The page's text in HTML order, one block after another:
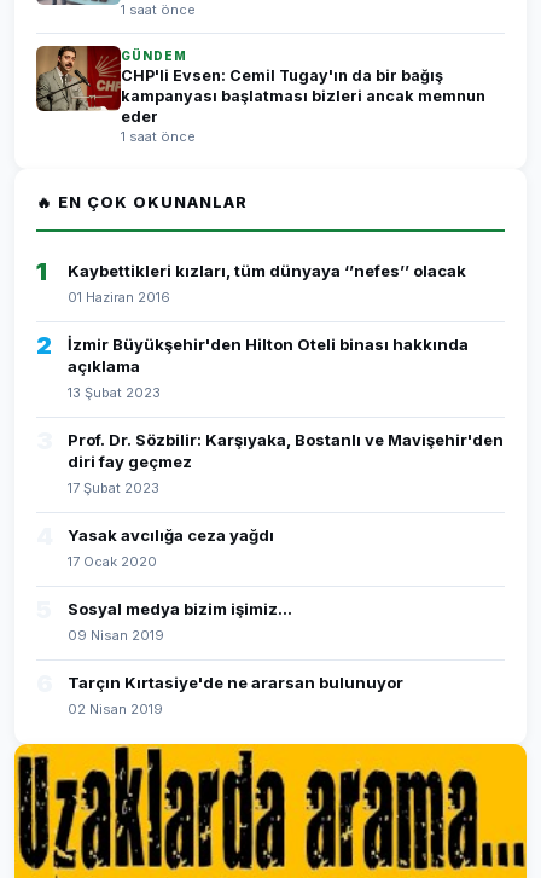
1 saat önce
GÜNDEM
CHP'li Evsen: Cemil Tugay'ın da bir bağış
kampanyası başlatması bizleri ancak memnun
eder
1 saat önce
🔥 EN ÇOK OKUNANLAR
1 Kaybettikleri kızları, tüm dünyaya ‘’nefes’’ olacak
01 Haziran 2016
2
İzmir Büyükşehir'den Hilton Oteli binası hakkında
açıklama
13 Şubat 2023
Prof. Dr. Sözbilir: Karşıyaka, Bostanlı ve Mavişehir'den
diri fay geçmez
17 Şubat 2023
Yasak avcılığa ceza yağdı
17 Ocak 2020
Sosyal medya bizim işimiz...
09 Nisan 2019
Tarçın Kırtasiye'de ne ararsan bulunuyor
02 Nisan 2019